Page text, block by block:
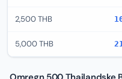
2,500 THB
5,000 THB